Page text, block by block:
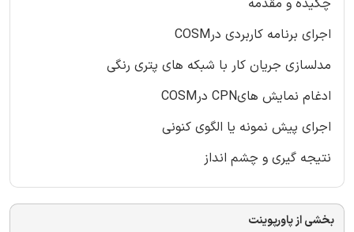
چکیده و مقدمه
اجرای برنامه کاربردی درCOSM
مدلسازی جریان کار با شبکه های پتری رنگی
ادغام نمایش هایCPN درCOSM
اجرای پیش نمونه یا الگوی کنونی
نتیجه گیری و چشم انداز
بخشی از پاورپوینت